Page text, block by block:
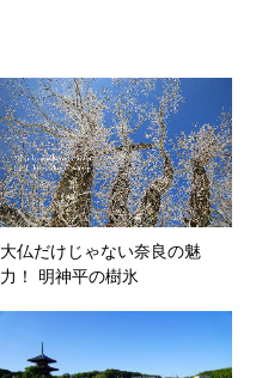
大仏だけじゃない奈良の魅
力！ 明神平の樹氷